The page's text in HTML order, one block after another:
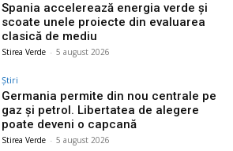
Spania accelerează energia verde și
scoate unele proiecte din evaluarea
clasică de mediu
Stirea Verde - 5 august 2026
Știri
Germania permite din nou centrale pe
gaz și petrol. Libertatea de alegere
poate deveni o capcană
Stirea Verde - 5 august 2026